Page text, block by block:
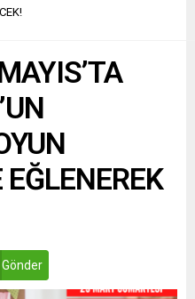
EĞLENEREK
Gönder